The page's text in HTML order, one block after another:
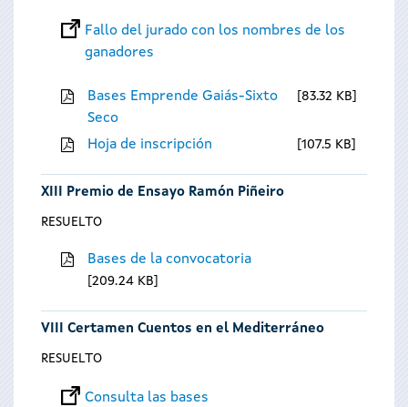
Fallo del jurado con los nombres de los
ganadores
Bases Emprende Gaiás-Sixto
Seco
83.32 KB
Hoja de inscripción 107.5 KB
XIII Premio de Ensayo Ramón Piñeiro
RESUELTO
Bases de la convocatoria
209.24 KB
VIII Certamen Cuentos en el Mediterráneo
RESUELTO
Consulta las bases